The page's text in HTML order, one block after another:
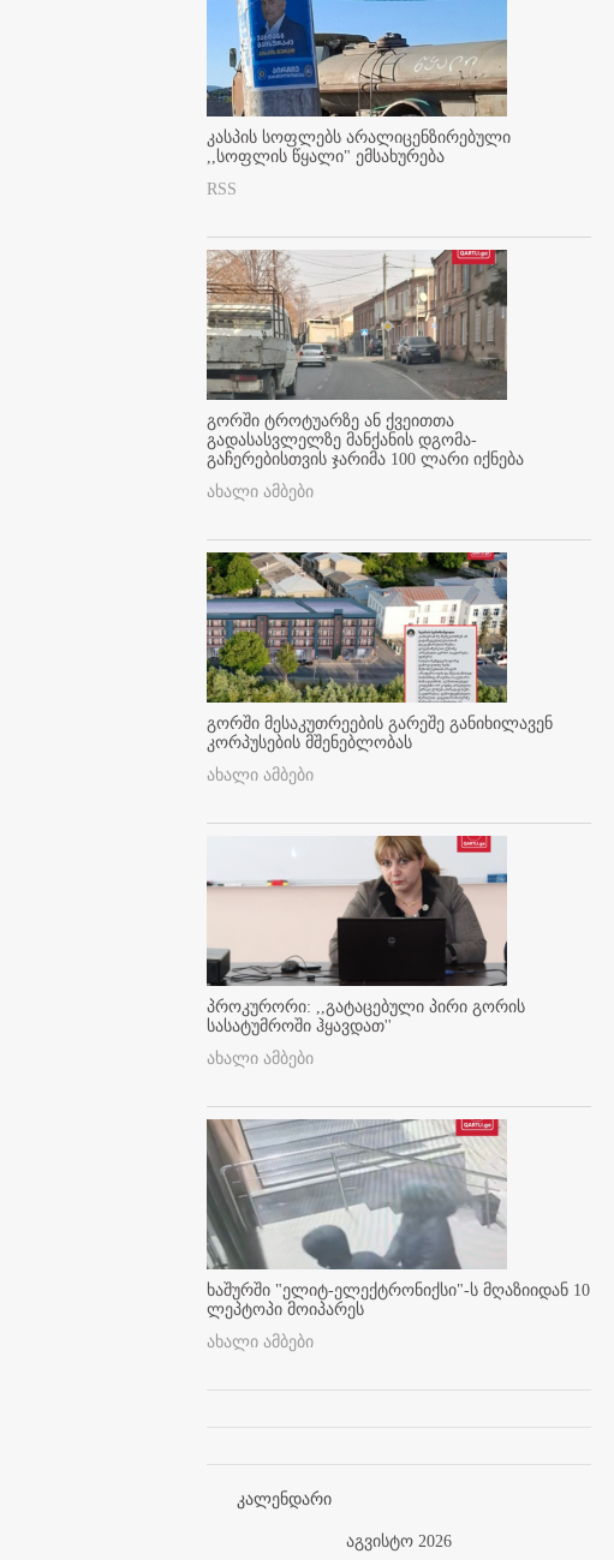
კასპის სოფლებს არალიცენზირებული
,,სოფლის წყალი" ემსახურება
RSS
გორში ტროტუარზე ან ქვეითთა
გადასასვლელზე მანქანის დგომა-
გაჩერებისთვის ჯარიმა 100 ლარი იქნება
ახალი ამბები
გორში მესაკუთრეების გარეშე განიხილავენ
კორპუსების მშენებლობას
ახალი ამბები
პროკურორი: ,,გატაცებული პირი გორის
სასატუმროში ჰყავდათ''
ახალი ამბები
ხაშურში "ელიტ-ელექტრონიქსი"-ს მღაზიიდან 10
ლეპტოპი მოიპარეს
ახალი ამბები
კალენდარი
აგვისტო 2026